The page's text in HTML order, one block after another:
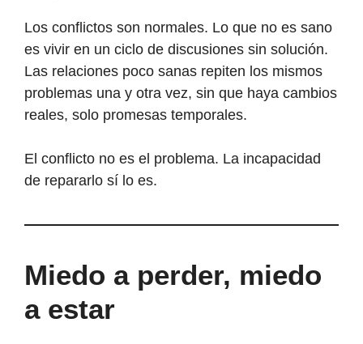
Los conflictos son normales. Lo que no es sano
es vivir en un ciclo de discusiones sin solución.
Las relaciones poco sanas repiten los mismos
problemas una y otra vez, sin que haya cambios
reales, solo promesas temporales.
El conflicto no es el problema. La incapacidad
de repararlo sí lo es.
Miedo a perder, miedo
a estar